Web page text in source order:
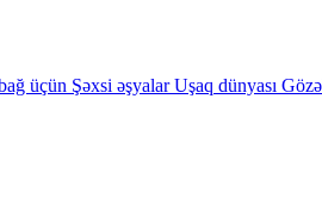
üçün Şəxsi əşyalar Uşaq dünyası